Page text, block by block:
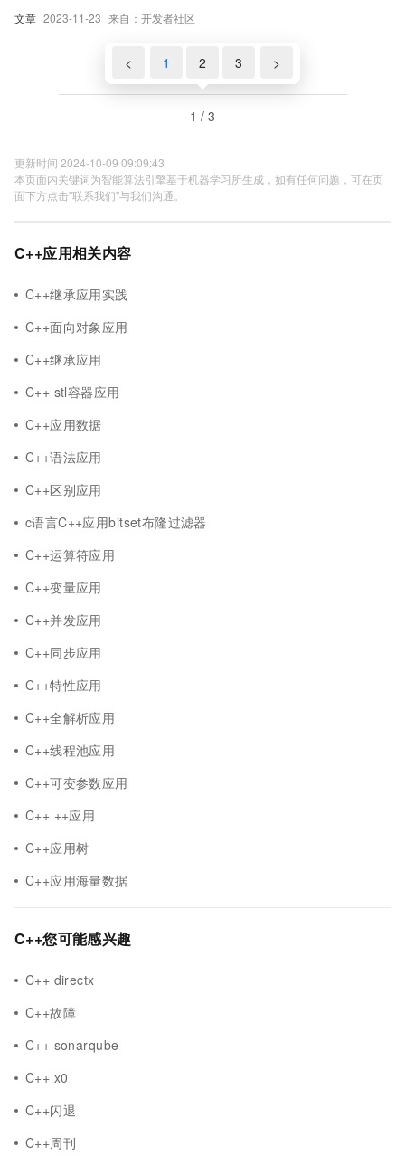
文章 2023-11-23 来自：开发者社区
< 1 2 3 >
1 / 3
更新时间 2024-10-09 09:09:43
本页面内关键词为智能算法引擎基于机器学习所生成，如有任何问题，可在页
面下方点击"联系我们"与我们沟通。
C++应用相关内容
C++继承应用实践
C++面向对象应用
C++继承应用
C++ stl容器应用
C++应用数据
C++语法应用
C++区别应用
c语言C++应用bitset布隆过滤器
C++运算符应用
C++变量应用
C++并发应用
C++同步应用
C++特性应用
C++全解析应用
C++线程池应用
C++可变参数应用
C++ ++应用
C++应用树
C++应用海量数据
C++您可能感兴趣
C++ directx
C++故障
C++ sonarqube
C++ x0
C++闪退
C++周刊